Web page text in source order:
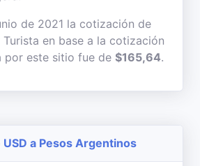
de 2021 la cotización de
en base a la cotización
por este sitio fue de $165,64.
a Pesos Argentinos